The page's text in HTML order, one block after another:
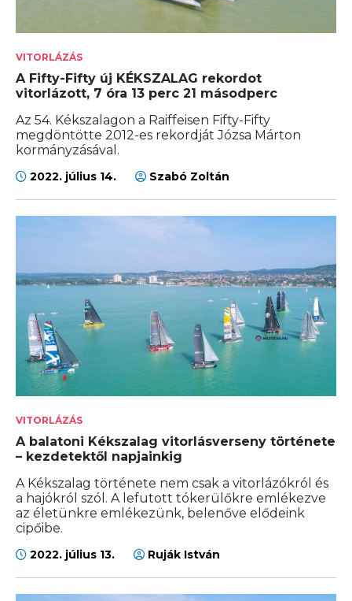
VITORLÁZÁS
A Fifty-Fifty új KÉKSZALAG rekordot
vitorlázott, 7 óra 13 perc 21 másodperc
Az 54. Kékszalagon a Raiffeisen Fifty-Fifty
megdöntötte 2012-es rekordját Józsa Márton
kormányzásával.
2022. július 14. Szabó Zoltán
VITORLÁZÁS
A balatoni Kékszalag vitorlásverseny története
– kezdetektől napjainkig
A Kékszalag története nem csak a vitorlázókról és
a hajókról szól. A lefutott tókerülőkre emlékezve
az életünkre emlékezünk, belenőve elődeink
cipőibe.
2022. július 13. Ruják István